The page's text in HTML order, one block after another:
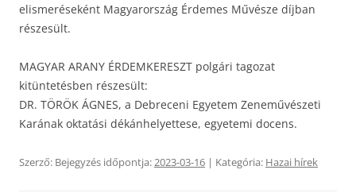
elismeréseként Magyarország Érdemes Művésze díjban
részesült.
MAGYAR ARANY ÉRDEMKERESZT polgári tagozat
kitüntetésben részesült:
DR. TÖRÖK ÁGNES, a Debreceni Egyetem Zeneművészeti
Karának oktatási dékánhelyettese, egyetemi docens.
Szerző: Bejegyzés időpontja:2023-03-16 | Kategória: Hazai hírek